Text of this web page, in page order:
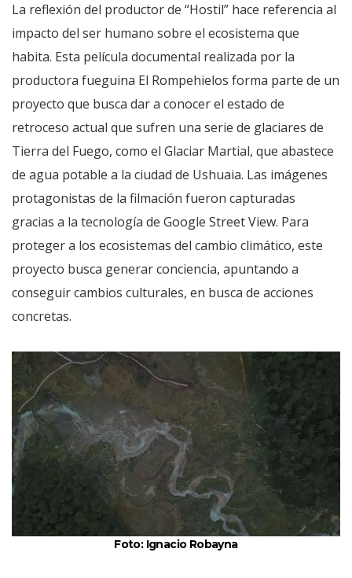
La reflexión del productor de “Hostil” hace referencia al
impacto del ser humano sobre el ecosistema que
habita. Esta película documental realizada por la
productora fueguina El Rompehielos forma parte de un
proyecto que busca dar a conocer el estado de
retroceso actual que sufren una serie de glaciares de
Tierra del Fuego, como el Glaciar Martial, que abastece
de agua potable a la ciudad de Ushuaia. Las imágenes
protagonistas de la filmación fueron capturadas
gracias a la tecnología de Google Street View. Para
proteger a los ecosistemas del cambio climático, este
proyecto busca generar conciencia, apuntando a
conseguir cambios culturales, en busca de acciones
concretas.
Foto: Ignacio Robayna